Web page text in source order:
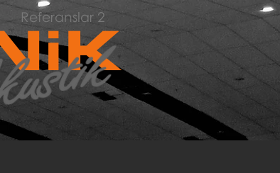
Referanslar 2